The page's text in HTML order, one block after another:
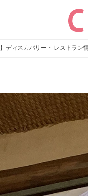
】ディスカバリー・ レストラ